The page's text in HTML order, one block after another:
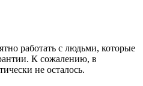
работать с людьми, которые
К сожалению, в
не осталось.